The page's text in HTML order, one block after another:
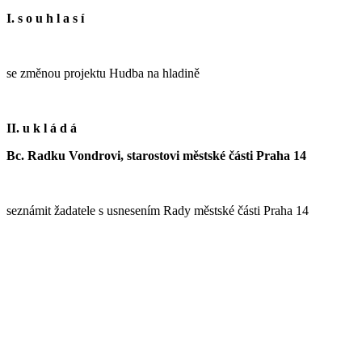
I. s o u h l a s í
se změnou projektu Hudba na hladině
II. u k l á d á
Bc. Radku Vondrovi, starostovi městské části Praha 14
seznámit žadatele s usnesením Rady městské části Praha 14